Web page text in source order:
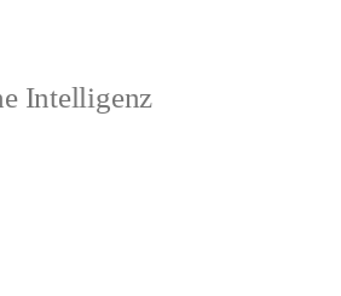
Intelligenz